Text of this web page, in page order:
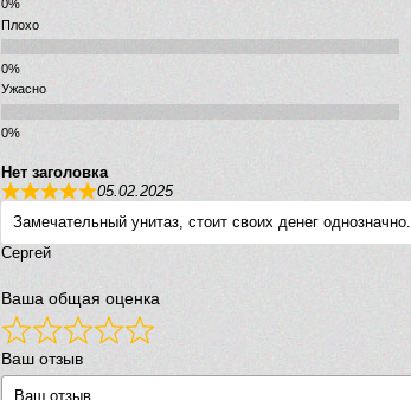
Плохо
Ужасно
Нет заголовка
05.02.2025
Замечательный унитаз, стоит своих денег однозначно.
Сергей
Ваша общая оценка
Ваш отзыв